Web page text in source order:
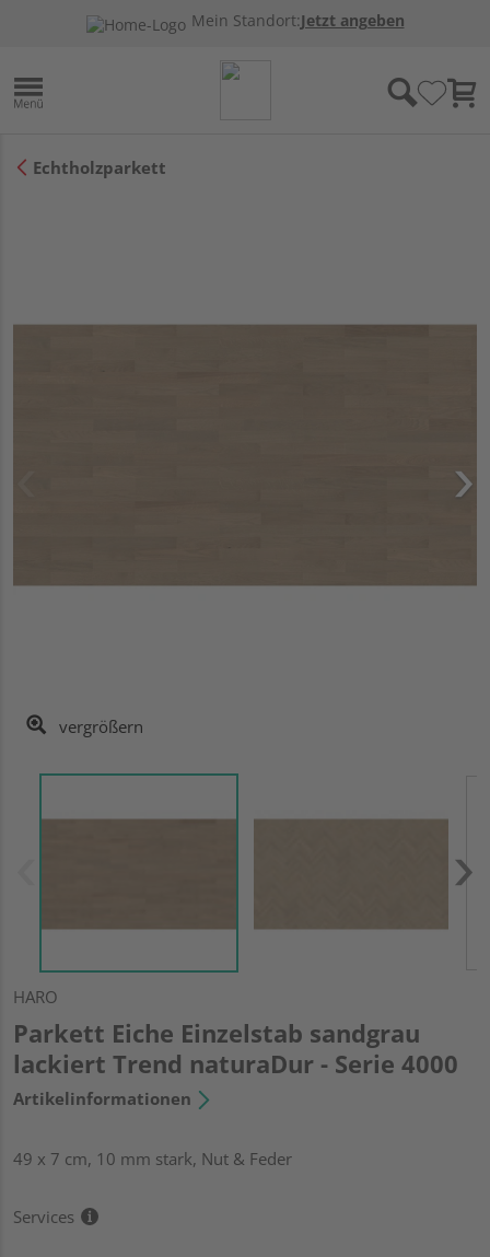
Mein Standort:Jetzt angeben
Echtholzparkett
vergrößern
HARO
Parkett Eiche Einzelstab sandgrau
lackiert Trend naturaDur - Serie 4000
Artikelinformationen
49 x 7 cm, 10 mm stark, Nut & Feder
Services